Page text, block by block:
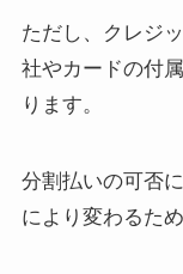
ただし、クレジ
社やカードの付
ります。
分割払いの可否
により変わるた